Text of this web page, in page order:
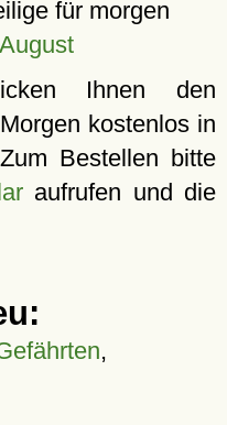
für morgen
Ihnen den
kostenlos in
Bestellen bitte
aufrufen und die
,